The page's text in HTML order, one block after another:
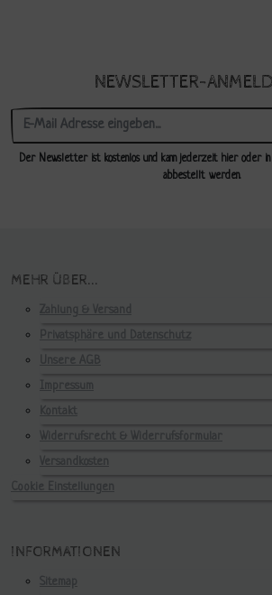
NEWSLETTER-
Der Newsletter ist kostenlos und kann jederzeit hier oder
abbestellt werden.
MEHR ÜBER...
Zahlung & Versand
Privatsphäre und Datenschutz
Unsere AGB
Impressum
Kontakt
Widerrufsrecht & Widerrufsformular
Versandkosten
Cookie Einstellungen
INFORMATIONEN
Sitemap